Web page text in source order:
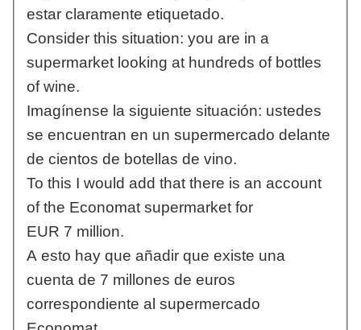
estar claramente etiquetado.
Consider this situation: you are in a
supermarket looking at hundreds of bottles
of wine.
Imagínense la siguiente situación: ustedes
se encuentran en un supermercado delante
de cientos de botellas de vino.
To this I would add that there is an account
of the Economat supermarket for
EUR 7 million.
A esto hay que añadir que existe una
cuenta de 7 millones de euros
correspondiente al supermercado